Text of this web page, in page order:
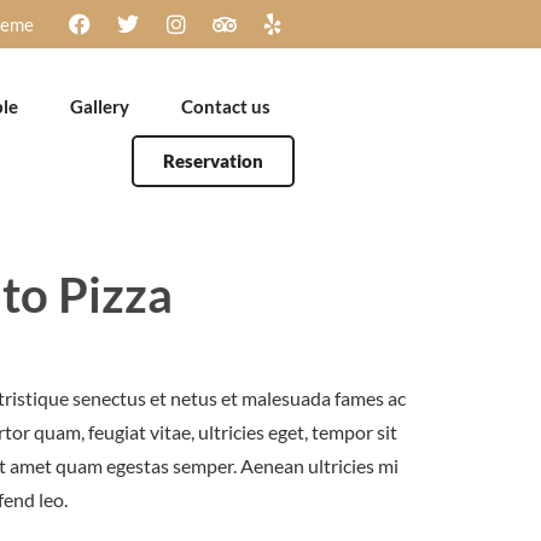
Gallery Contact us
Reservation
Pizza
senectus et netus et malesuada fames ac
quam, feugiat vitae, ultricies eget, tempor sit
quam egestas semper. Aenean ultricies mi
leo.